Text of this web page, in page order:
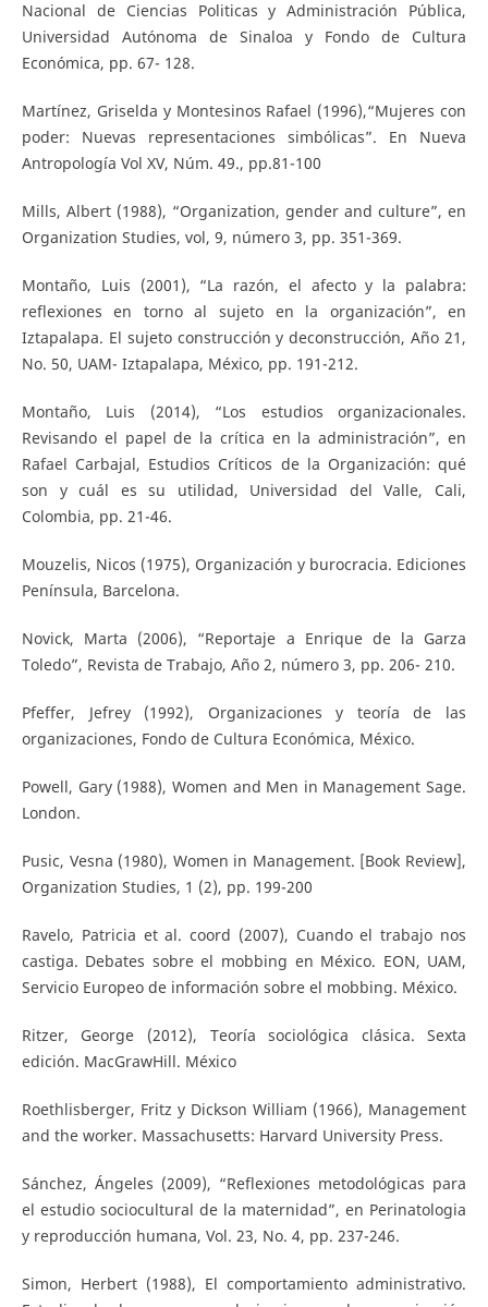
Nacional de Ciencias Politicas y Administración Pública,
Universidad Autónoma de Sinaloa y Fondo de Cultura
Económica, pp. 67- 128.
Martínez, Griselda y Montesinos Rafael (1996),“Mujeres con
poder: Nuevas representaciones simbólicas”. En Nueva
Antropología Vol XV, Núm. 49., pp.81-100
Mills, Albert (1988), “Organization, gender and culture”, en
Organization Studies, vol, 9, número 3, pp. 351-369.
Montaño, Luis (2001), “La razón, el afecto y la palabra:
reflexiones en torno al sujeto en la organización”, en
Iztapalapa. El sujeto construcción y deconstrucción, Año 21,
No. 50, UAM- Iztapalapa, México, pp. 191-212.
Montaño, Luis (2014), “Los estudios organizacionales.
Revisando el papel de la crítica en la administración”, en
Rafael Carbajal, Estudios Críticos de la Organización: qué
son y cuál es su utilidad, Universidad del Valle, Cali,
Colombia, pp. 21-46.
Mouzelis, Nicos (1975), Organización y burocracia. Ediciones
Península, Barcelona.
Novick, Marta (2006), “Reportaje a Enrique de la Garza
Toledo”, Revista de Trabajo, Año 2, número 3, pp. 206- 210.
Pfeffer, Jefrey (1992), Organizaciones y teoría de las
organizaciones, Fondo de Cultura Económica, México.
Powell, Gary (1988), Women and Men in Management Sage.
London.
Pusic, Vesna (1980), Women in Management. [Book Review],
Organization Studies, 1 (2), pp. 199-200
Ravelo, Patricia et al. coord (2007), Cuando el trabajo nos
castiga. Debates sobre el mobbing en México. EON, UAM,
Servicio Europeo de información sobre el mobbing. México.
Ritzer, George (2012), Teoría sociológica clásica. Sexta
edición. MacGrawHill. México
Roethlisberger, Fritz y Dickson William (1966), Management
and the worker. Massachusetts: Harvard University Press.
Sánchez, Ángeles (2009), “Reflexiones metodológicas para
el estudio sociocultural de la maternidad”, en Perinatologia
y reproducción humana, Vol. 23, No. 4, pp. 237-246.
Simon, Herbert (1988), El comportamiento administrativo.